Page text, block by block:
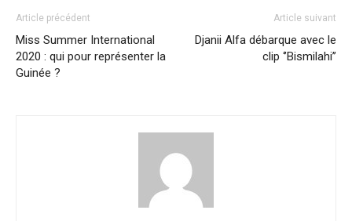
Article précédent
Miss Summer International
2020 : qui pour représenter la
Guinée ?
Article suivant
Djanii Alfa débarque avec le
clip ‘’Bismilahi’’